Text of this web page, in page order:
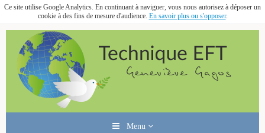
Ce site utilise Google Analytics. En continuant à naviguer, vous nous autorisez à déposer un
cookie à des fins de mesure d'audience. En savoir plus ou s'opposer.
Menu